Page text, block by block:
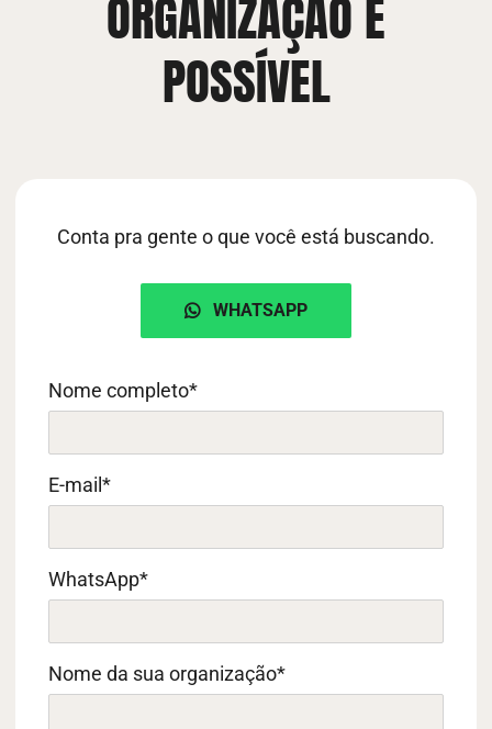
ORGANIZAÇÃO É
POSSÍVEL
Conta pra gente o que você está buscando.
WHATSAPP
Nome completo*
E-mail*
WhatsApp*
Nome da sua organização*